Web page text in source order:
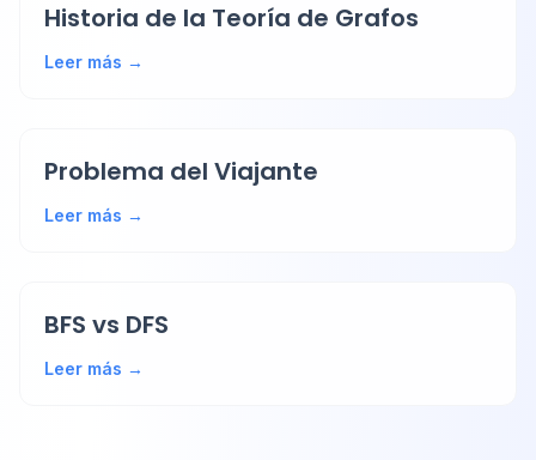
Historia de la Teoría de Grafos
Leer más →
Problema del Viajante
Leer más →
BFS vs DFS
Leer más →